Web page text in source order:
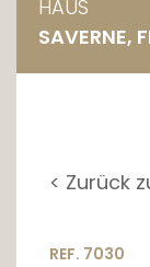
HAUS
SAVERNE,
< Zurück
REF. 7030